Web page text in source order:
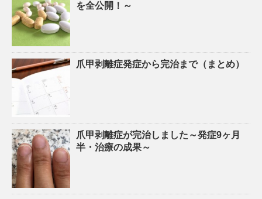
を全公開！～
爪甲剥離症発症から完治まで（まとめ）
爪甲剥離症が完治しました～発症9ヶ月
半・治療の成果～